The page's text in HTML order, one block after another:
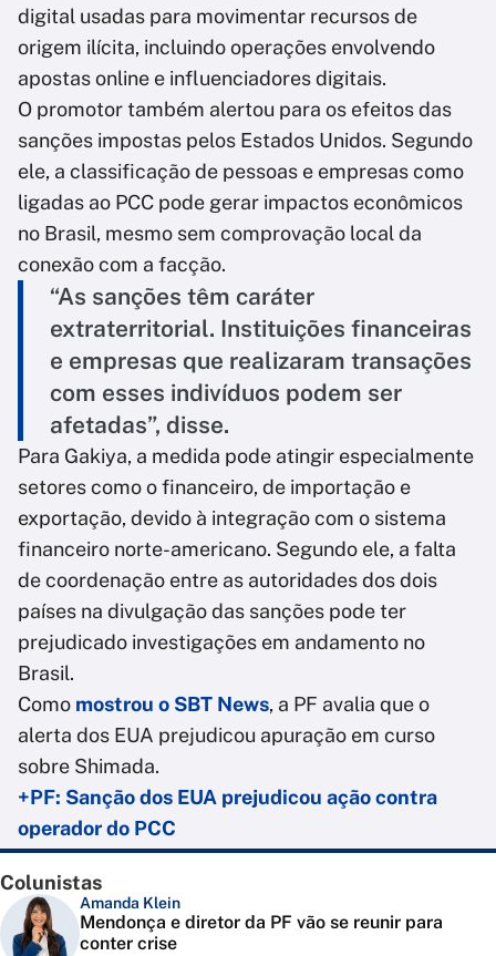
digital usadas para movimentar recursos de
origem ilícita, incluindo operações envolvendo
apostas online e influenciadores digitais.
O promotor também alertou para os efeitos das
sanções impostas pelos Estados Unidos. Segundo
ele, a classificação de pessoas e empresas como
ligadas ao PCC pode gerar impactos econômicos
no Brasil, mesmo sem comprovação local da
conexão com a facção.
“As sanções têm caráter
extraterritorial. Instituições financeiras
e empresas que realizaram transações
com esses indivíduos podem ser
afetadas”, disse.
Para Gakiya, a medida pode atingir especialmente
setores como o financeiro, de importação e
exportação, devido à integração com o sistema
financeiro norte-americano. Segundo ele, a falta
de coordenação entre as autoridades dos dois
países na divulgação das sanções pode ter
prejudicado investigações em andamento no
Brasil.
Como mostrou o SBT News, a PF avalia que o
alerta dos EUA prejudicou apuração em curso
sobre Shimada.
+PF: Sanção dos EUA prejudicou ação contra
operador do PCC
Colunistas
Amanda Klein
Mendonça e diretor da PF vão se reunir para
conter crise